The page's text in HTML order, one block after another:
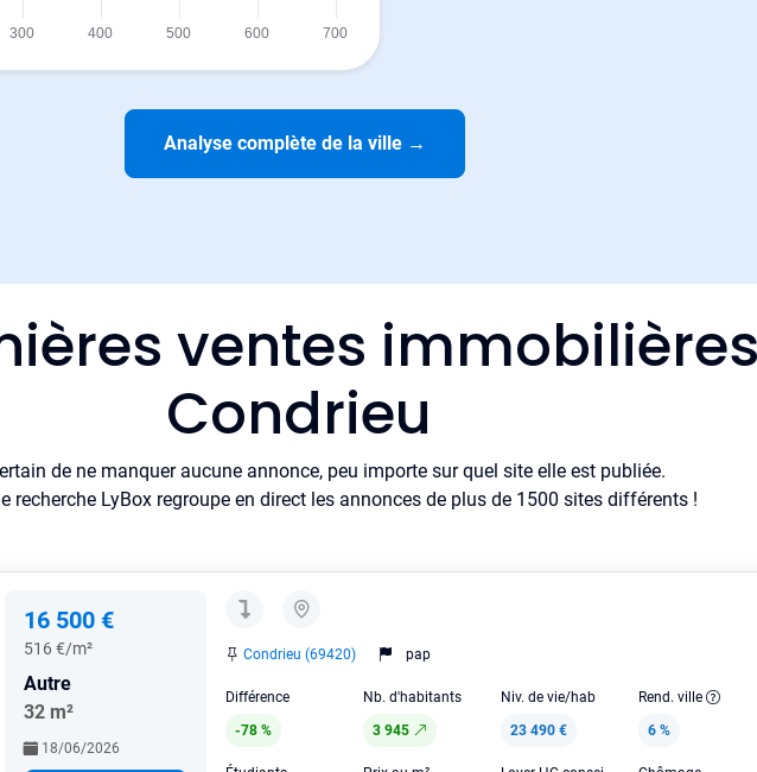
Analyse complète de la ville →
ventes
Condrieu
de ne manquer aucune annonce, peu importe sur quel site elle est publiée.
recherche LyBox regroupe en direct les annonces de plus de 1500 sites différents !
16 500 €
516 €/m²
Autre
32 m²
18/06/2026
Condrieu (69420) pap
Différence
-78 %
Nb. d'habitants
3 945
Niv. de vie/hab
23 490 €
Rend. ville
6 %